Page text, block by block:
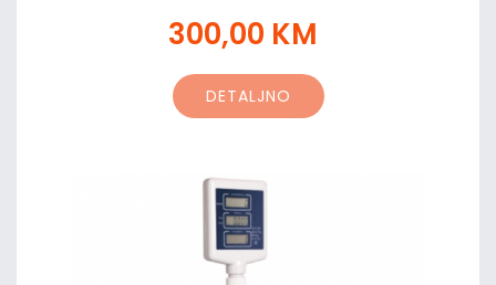
300,00 KM
DETALJNO